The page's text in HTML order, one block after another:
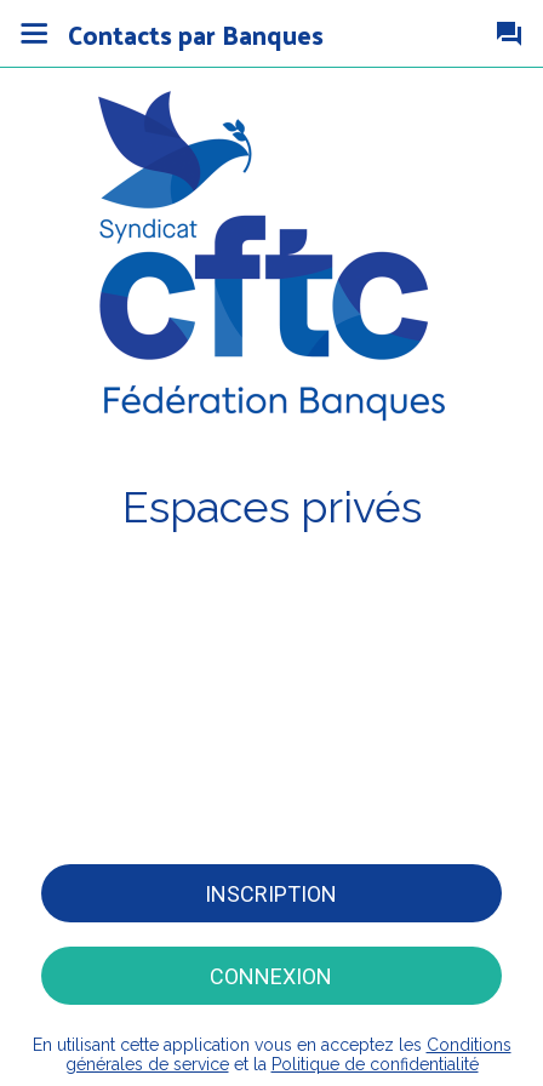
Contacts par Banques
Espaces privés
INSCRIPTION
CONNEXION
En utilisant cette application vous en acceptez les Conditions
générales de serviceet la Politique de confidentialité